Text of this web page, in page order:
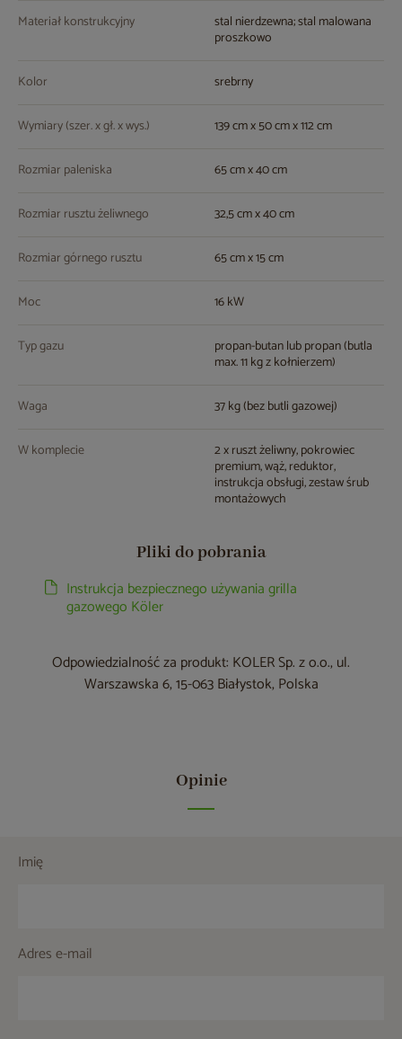
Materiał konstrukcyjny stal nierdzewna; stal malowana
proszkowo
Kolor srebrny
Wymiary (szer. x gł. x wys.) 139 cm x 50 cm x 112 cm
Rozmiar paleniska 65 cm x 40 cm
Rozmiar rusztu żeliwnego 32,5 cm x 40 cm
Rozmiar górnego rusztu 65 cm x 15 cm
Moc 16 kW
Typ gazu propan-butan lub propan (butla
max. 11 kg z kołnierzem)
Waga 37 kg (bez butli gazowej)
W komplecie 2 x ruszt żeliwny, pokrowiec
premium, wąż, reduktor,
instrukcja obsługi, zestaw śrub
montażowych
Pliki do pobrania
Instrukcja bezpiecznego używania grilla
gazowego Köler
Odpowiedzialność za produkt: KOLER Sp. z o.o., ul.
Warszawska 6, 15-063 Białystok, Polska
Opinie
Imię
Adres e-mail